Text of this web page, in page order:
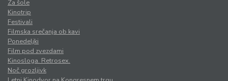
Za šole
Kinotrip
Festivali
Filmska srečanja ob kavi
Ponedeljki
Film pod zvezdami
Kinosloga. Retrosex.
Noč grozljivk